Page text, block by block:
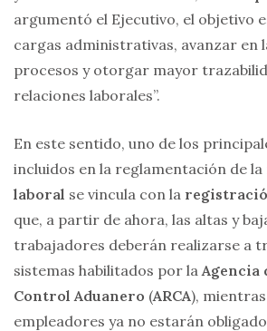
argumentó el Ejecutivo, el objetivo
cargas administrativas, avanzar en
procesos y otorgar mayor
relaciones laborales”.
En este sentido, uno de los
incluidos en la reglamentación de la
laboral se vincula con la
que, a partir de ahora, las altas y
trabajadores deberán realizarse a
sistemas habilitados por la Agencia
Control Aduanero (ARCA),
empleadores ya no estarán